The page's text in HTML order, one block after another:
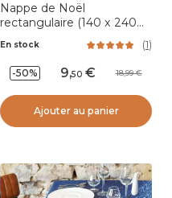
Nappe de Noël
rectangulaire (140 x 240
En stock (1)
-50% 9,50 18,99
Ajouter au panier